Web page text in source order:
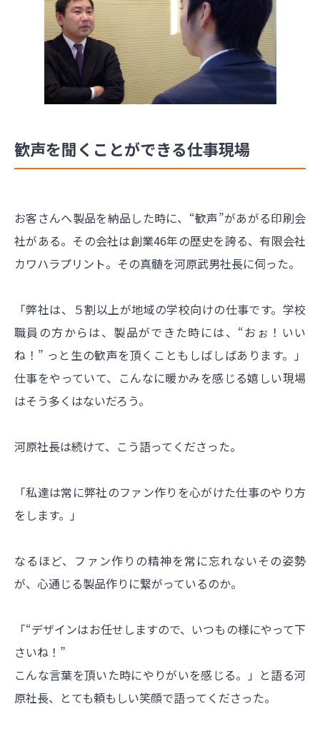
歓声を聞くことができる仕事現場
お客さんへ製品を納品した時に、“歓声”があがる印刷会
社がある。その会社は創業46年の歴史を誇る、有限会社
カワハラプリント。その真髄を河原武男社長に伺った。
「弊社は、５割以上が地域の学校向けの仕事です。学校
職員の方からは、製品ができた時には、“おぉ！いい
ね！” っと生の歓声を頂くこともしばしばあります。」
仕事をやっていて、こんなに暖かみを感じる嬉しい現場
はそう多くはないだろう。
河原社長は続けて、こう語ってくださった。
「私達は常に弊社のファン作りを心がけた仕事のやり方
をします。」
なるほど、ファン作りの精神を常に忘れないその姿勢
が、心通じる製品作りに繋がっているのか。
「“デザインはお任せしますので、いつもの様にやって下
さいね！”
こんな言葉を頂いた時にやりがいを感じる。」と語る河
原社長、とても頼もしい笑顔で語ってくださった。